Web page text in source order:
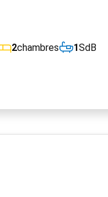
2chambres 1SdB